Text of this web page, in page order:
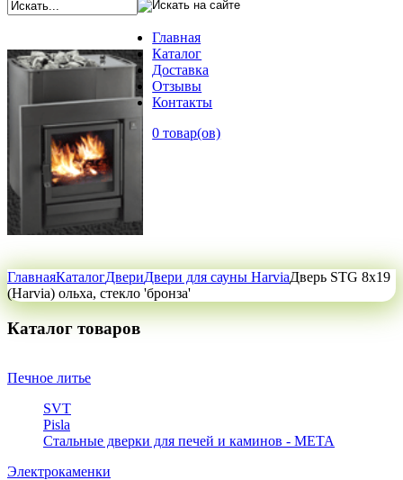
Главная
Каталог
Доставка
Отзывы
Контакты
0 товар(ов)
ГлавнаяКаталогДвериДвери для сауны HarviaДверь STG 8x19
(Harvia) ольха, стекло 'бронза'
Каталог товаров
Печное литье
SVT
Pisla
Стальные дверки для печей и каминов - META
Электрокаменки